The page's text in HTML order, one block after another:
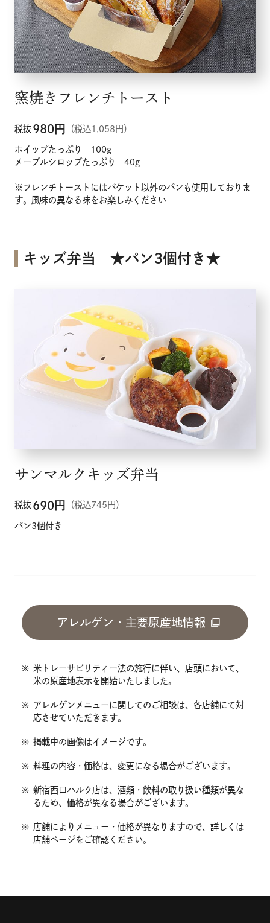
採用情報
店舗検索
窯焼きフレンチトースト
税抜 980円 （税込1,058円）
ホイップたっぷり 100g
メープルシロップたっぷり 40g
※フレンチトーストにはバケット以外のパンも使用しておりま
す。風味の異なる味をお楽しみください
キッズ弁当 ★パン3個付き★
サンマルクキッズ弁当
税抜 690円 （税込745円）
パン3個付き
アレルゲン・主要原産地情報
※ 米トレーサビリティー法の施行に伴い、店頭において、
米の原産地表示を開始いたしました。
※ アレルゲンメニューに関してのご相談は、各店舗にて対
応させていただきます。
※ 掲載中の画像はイメージです。
※ 料理の内容・価格は、変更になる場合がございます。
※ 新宿西口ハルク店は、酒類・飲料の取り扱い種類が異な
るため、価格が異なる場合がございます。
※ 店舗によりメニュー・価格が異なりますので、詳しくは
店舗ページをご確認ください。